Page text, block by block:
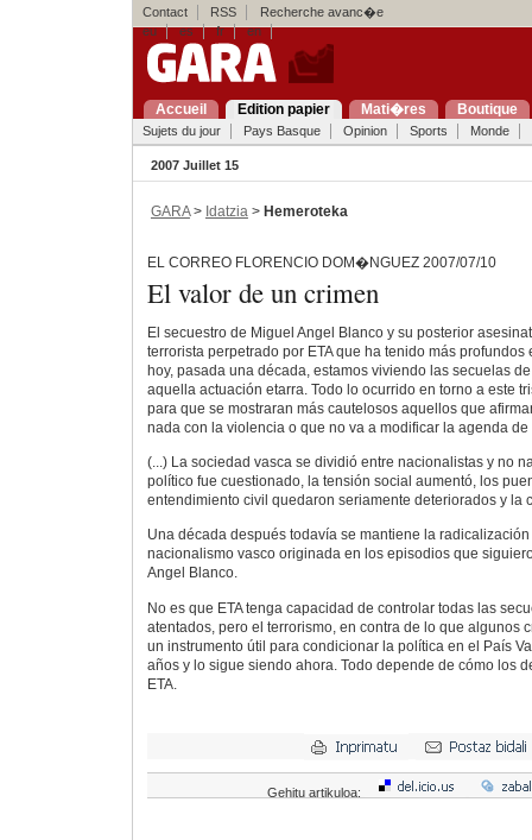
Contact RSS
Recherche avanc�e
eu
es fr en
Accueil Edition papier Mati�res Boutique
Sujets du jour Pays Basque Opinion Sports Monde
2007 Juillet 15
GARA> Idatzia > Hemeroteka
EL CORREO FLORENCIO DOM�NGUEZ 2007/07/10
El valor de un crimen
El secuestro de Miguel Angel Blanco y su posterior
terrorista perpetrado por ETA que ha tenido más profundos
hoy, pasada una década, estamos viviendo las secuelas
aquella actuación etarra. Todo lo ocurrido en torno a este
para que se mostraran más cautelosos aquellos que
nada con la violencia o que no va a modificar la agenda de
(...) La sociedad vasca se dividió entre nacionalistas y no
político fue cuestionado, la tensión social aumentó, los
entendimiento civil quedaron seriamente deteriorados y la
Una década después todavía se mantiene la
nacionalismo vasco originada en los episodios que
Angel Blanco.
No es que ETA tenga capacidad de controlar todas las
atentados, pero el terrorismo, en contra de lo que algunos
un instrumento útil para condicionar la política en el País
años y lo sigue siendo ahora. Todo depende de cómo los
ETA.
Gehitu artikuloa: